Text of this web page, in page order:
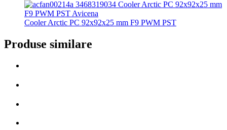
Cooler Arctic PC 92x92x25 mm F9 PWM PST
Produse similare